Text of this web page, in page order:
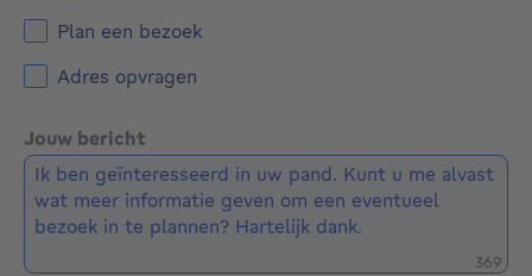
Plan een bezoek
Adres opvragen
Jouw bericht
369